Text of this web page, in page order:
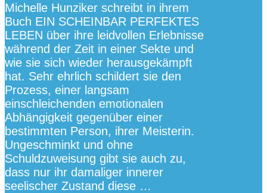
Michelle Hunziker schreibt in ihrem
Buch EIN SCHEINBAR PERFEKTES
LEBEN über ihre leidvollen Erlebnisse
während der Zeit in einer Sekte und
wie sie sich wieder herausgekämpft
hat. Sehr ehrlich schildert sie den
Prozess, einer langsam
einschleichenden emotionalen
Abhängigkeit gegenüber einer
bestimmten Person, ihrer Meisterin.
Ungeschminkt und ohne
Schuldzuweisung gibt sie auch zu,
dass nur ihr damaliger innerer
seelischer Zustand diese …